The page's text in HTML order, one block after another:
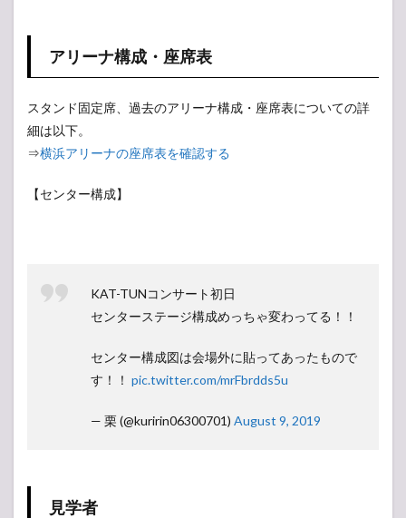
アリーナ構成・座席表
スタンド固定席、過去のアリーナ構成・座席表についての詳
細は以下。
⇒横浜アリーナの座席表を確認する
【センター構成】
KAT-TUNコンサート初日
センターステージ構成めっちゃ変わってる！！
センター構成図は会場外に貼ってあったもので
す！！ pic.twitter.com/mrFbrdds5u
— 栗 (@kuririn06300701) August 9, 2019
見学者